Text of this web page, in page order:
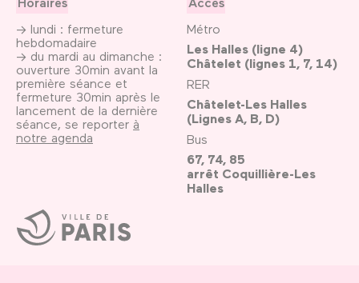
Ville
de
Paris
→ lundi : fermeture
hebdomadaire
→ du mardi au dimanche :
ouverture 30min avant la
première séance et
fermeture 30min après le
lancement de la dernière
séance, se reporter à
notre agenda
Métro
Les Halles (ligne 4)
Châtelet (lignes 1, 7, 14)
RER
Châtelet-Les Halles
(Lignes A, B, D)
Bus
67, 74, 85
arrêt Coquillière-Les
Halles